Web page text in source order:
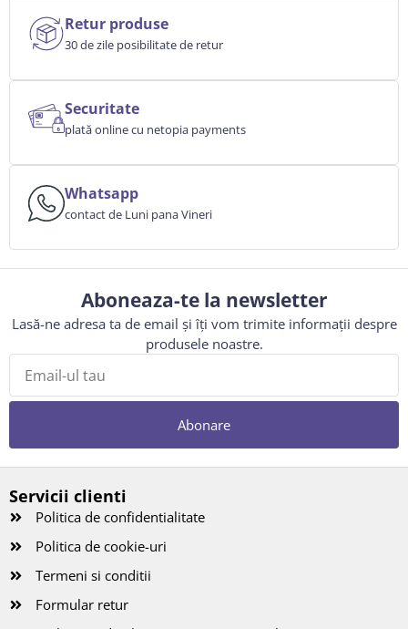
Retur produse
30 de zile posibilitate de retur
Securitate
plată online cu netopia payments
Whatsapp
contact de Luni pana Vineri
Aboneaza-te la newsletter
Lasă-ne adresa ta de email și îți vom trimite informații despre
produsele noastre.
Abonare
Servicii clienti
Politica de confidentialitate
Politica de cookie-uri
Termeni si conditii
Formular retur